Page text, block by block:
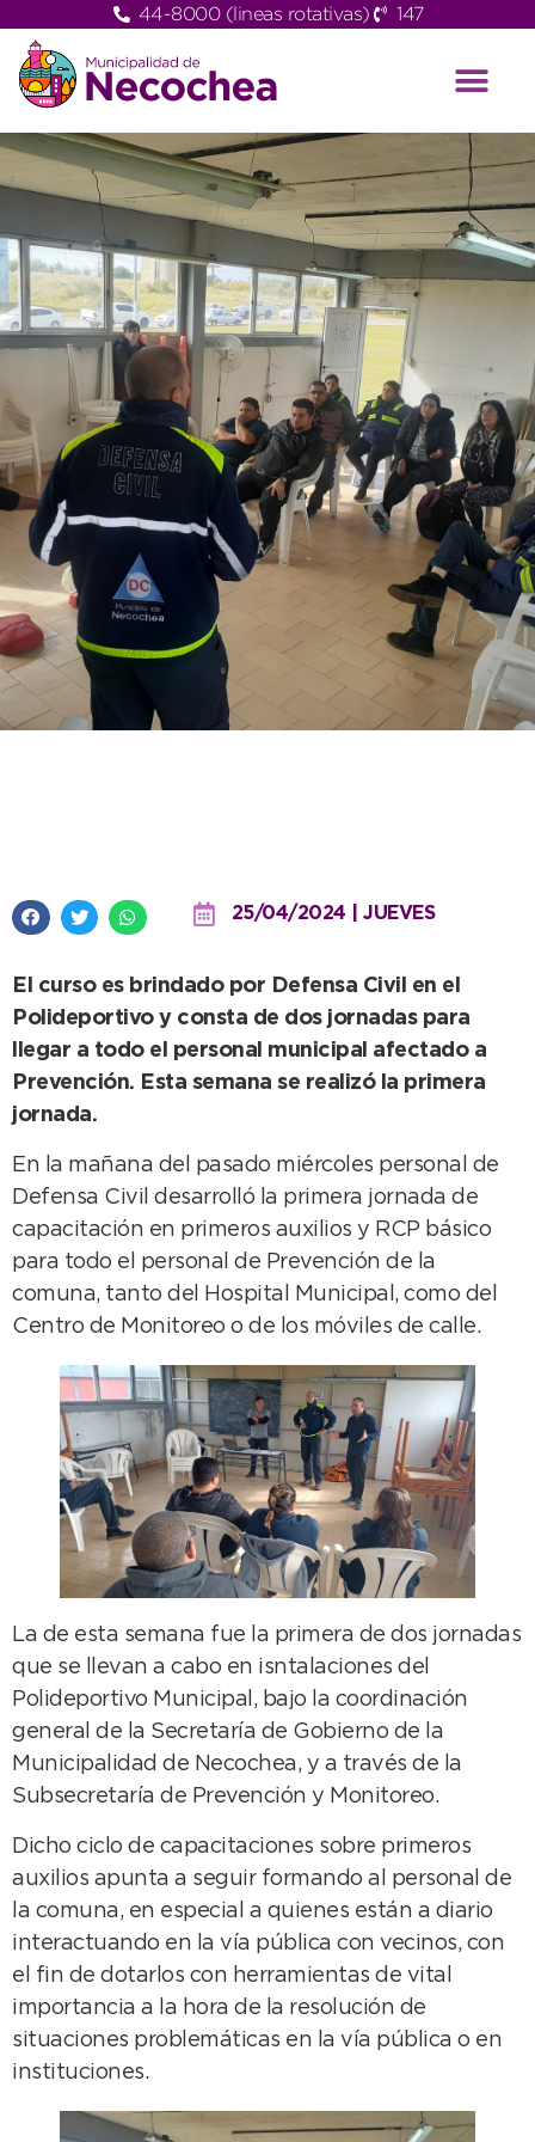
44-8000 (lineas rotativas) 147
25/04/2024 | JUEVES
El curso es brindado por Defensa Civil en el
Polideportivo y consta de dos jornadas para
llegar a todo el personal municipal afectado a
Prevención. Esta semana se realizó la primera
jornada.
En la mañana del pasado miércoles personal de
Defensa Civil desarrolló la primera jornada de
capacitación en primeros auxilios y RCP básico
para todo el personal de Prevención de la
comuna, tanto del Hospital Municipal, como del
Centro de Monitoreo o de los móviles de calle.
La de esta semana fue la primera de dos jornadas
que se llevan a cabo en isntalaciones del
Polideportivo Municipal, bajo la coordinación
general de la Secretaría de Gobierno de la
Municipalidad de Necochea, y a través de la
Subsecretaría de Prevención y Monitoreo.
Dicho ciclo de capacitaciones sobre primeros
auxilios apunta a seguir formando al personal de
la comuna, en especial a quienes están a diario
interactuando en la vía pública con vecinos, con
el fin de dotarlos con herramientas de vital
importancia a la hora de la resolución de
situaciones problemáticas en la vía pública o en
instituciones.